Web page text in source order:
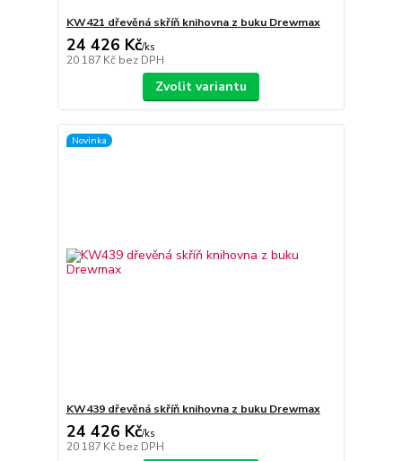
KW421 dřevěná skříň knihovna z buku Drewmax
24 426 Kč/ks
20 187 Kč bez DPH
Zvolit variantu
Novinka
KW439 dřevěná skříň knihovna z buku Drewmax
24 426 Kč/ks
20 187 Kč bez DPH